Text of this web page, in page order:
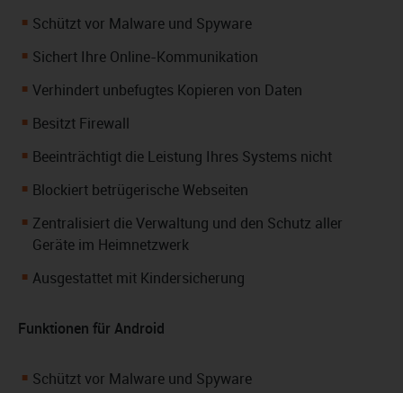
Schützt vor Malware und Spyware
Sichert Ihre Online-Kommunikation
Verhindert unbefugtes Kopieren von Daten
Besitzt Firewall
Beeinträchtigt die Leistung Ihres Systems nicht
Blockiert betrügerische Webseiten
Zentralisiert die Verwaltung und den Schutz aller
Geräte im Heimnetzwerk
Ausgestattet mit Kindersicherung
Funktionen für Android
Schützt vor Malware und Spyware